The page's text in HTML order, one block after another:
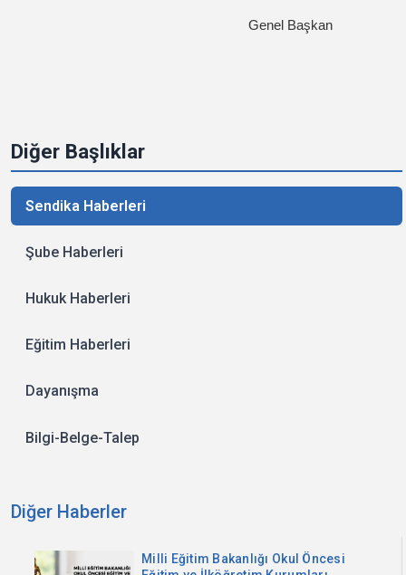
Diğer Başlıklar
Sendika Haberleri
Şube Haberleri
Hukuk Haberleri
Eğitim Haberleri
Dayanışma
Bilgi-Belge-Talep
Diğer Haberler
Milli Eğitim Bakanlığı Okul Öncesi
Genel Başkan